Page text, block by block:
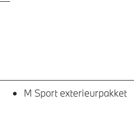
M Sport exterieurpakket